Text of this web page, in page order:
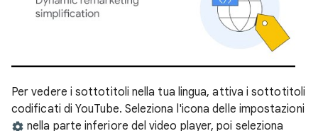
Per vedere i sottotitoli nella tua lingua, attiva i sottotitoli
codificati di YouTube. Seleziona l'icona delle impostazioni
nella parte inferiore del video player, poi seleziona